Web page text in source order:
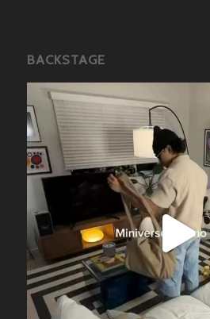
BACKSTAGE